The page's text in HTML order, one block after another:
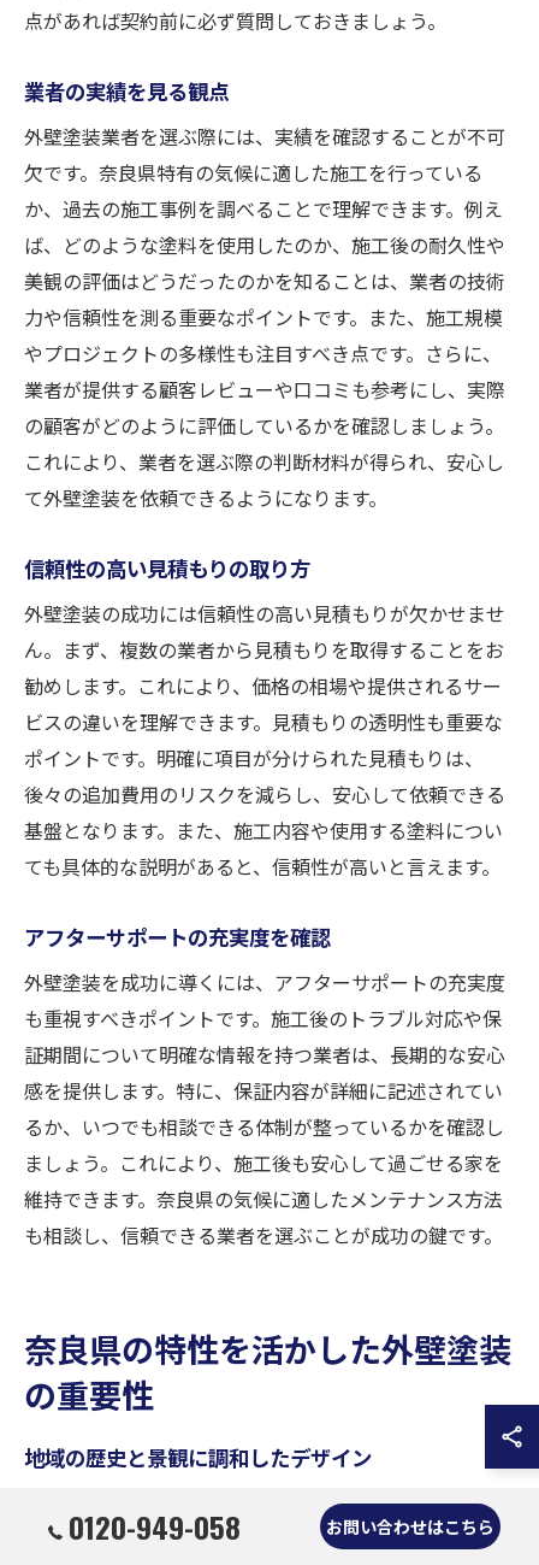
点があれば契約前に必ず質問しておきましょう。
業者の実績を見る観点
外壁塗装業者を選ぶ際には、実績を確認することが不可
欠です。奈良県特有の気候に適した施工を行っている
か、過去の施工事例を調べることで理解できます。例え
ば、どのような塗料を使用したのか、施工後の耐久性や
美観の評価はどうだったのかを知ることは、業者の技術
力や信頼性を測る重要なポイントです。また、施工規模
やプロジェクトの多様性も注目すべき点です。さらに、
業者が提供する顧客レビューや口コミも参考にし、実際
の顧客がどのように評価しているかを確認しましょう。
これにより、業者を選ぶ際の判断材料が得られ、安心し
て外壁塗装を依頼できるようになります。
信頼性の高い見積もりの取り方
外壁塗装の成功には信頼性の高い見積もりが欠かせませ
ん。まず、複数の業者から見積もりを取得することをお
勧めします。これにより、価格の相場や提供されるサー
ビスの違いを理解できます。見積もりの透明性も重要な
ポイントです。明確に項目が分けられた見積もりは、
後々の追加費用のリスクを減らし、安心して依頼できる
基盤となります。また、施工内容や使用する塗料につい
ても具体的な説明があると、信頼性が高いと言えます。
アフターサポートの充実度を確認
外壁塗装を成功に導くには、アフターサポートの充実度
も重視すべきポイントです。施工後のトラブル対応や保
証期間について明確な情報を持つ業者は、長期的な安心
感を提供します。特に、保証内容が詳細に記述されてい
るか、いつでも相談できる体制が整っているかを確認し
ましょう。これにより、施工後も安心して過ごせる家を
維持できます。奈良県の気候に適したメンテナンス方法
も相談し、信頼できる業者を選ぶことが成功の鍵です。
奈良県の特性を活かした外壁塗装
の重要性
地域の歴史と景観に調和したデザイン
奈良県は、歴史的な遺産と豊かな自然環境が特徴的な地
域です。外壁塗装を行う際には、こうした地域の特性に
0120-949-058 お問い合わせはこちら